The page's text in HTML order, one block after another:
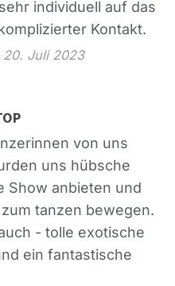
individuell auf das
Kontakt.
20. Juli 2023
von uns
uns hübsche
Show anbieten und
tanzen bewegen.
- tolle exotische
ein fantastische